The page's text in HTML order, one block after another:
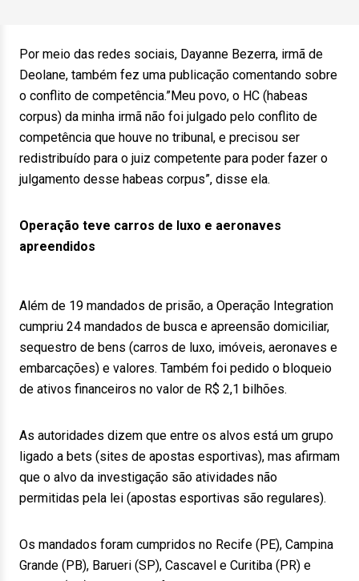
Por meio das redes sociais, Dayanne Bezerra, irmã de
Deolane, também fez uma publicação comentando sobre
o conflito de competência.”Meu povo, o HC (habeas
corpus) da minha irmã não foi julgado pelo conflito de
competência que houve no tribunal, e precisou ser
redistribuído para o juiz competente para poder fazer o
julgamento desse habeas corpus”, disse ela.
Operação teve carros de luxo e aeronaves
apreendidos
Além de 19 mandados de prisão, a Operação Integration
cumpriu 24 mandados de busca e apreensão domiciliar,
sequestro de bens (carros de luxo, imóveis, aeronaves e
embarcações) e valores. Também foi pedido o bloqueio
de ativos financeiros no valor de R$ 2,1 bilhões.
As autoridades dizem que entre os alvos está um grupo
ligado a bets (sites de apostas esportivas), mas afirmam
que o alvo da investigação são atividades não
permitidas pela lei (apostas esportivas são regulares).
Os mandados foram cumpridos no Recife (PE), Campina
Grande (PB), Barueri (SP), Cascavel e Curitiba (PR) e